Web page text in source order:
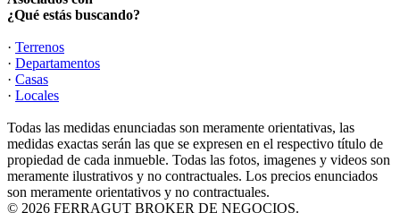
¿Qué estás buscando?
· Terrenos
· Departamentos
· Casas
· Locales
Todas las medidas enunciadas son meramente orientativas, las
medidas exactas serán las que se expresen en el respectivo título de
propiedad de cada inmueble. Todas las fotos, imagenes y videos son
meramente ilustrativos y no contractuales. Los precios enunciados
son meramente orientativos y no contractuales.
© 2026 FERRAGUT BROKER DE NEGOCIOS.